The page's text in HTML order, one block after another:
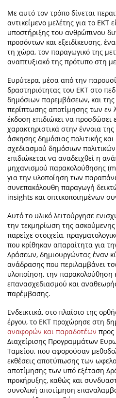
Με αυτό τον τρόπο δίνεται
αντικείμενο μελέτης για το ΕΚΤ
υποστήριξης του ανθρώπινου
προσόντων και εξειδίκευσης,
τη χώρα, τον παραγωγικό της
αναπτυξιακό της πρότυπο στη
Ευρύτερα, μέσα από την
δραστηριότητας του ΕΚΤ στο
δημόσιων παρεμβάσεων, και της
περίπτωσης αποτίμησης των
έκδοση επιδιώκει να προσδώσει
χαρακτηριστικά στην έννοια
άσκησης δημόσιας πολιτικής
σχεδιασμού δημόσιων
επιδιώκεται να αναδειχθεί η
μηχανισμού παρακολούθησης
για την υλοποίηση των
συνεπακόλουθη παραγωγή
insights και οπτικοποιημένων
Αυτό το υλικό λειτούργησε
την τεκμηρίωση της ασκούμενης
παρείχε στοιχεία,
που κρίθηκαν απαραίτητα για
Δράσεων, δημιουργώντας έναν
ανάδρασης που περιλαμβάνει
υλοποίηση, την παρακολούθηση
επανασχεδιασμού και
παρέμβασης.
Ενδεικτικά, στο πλαίσιο της
έργου, το ΕΚΤ προχώρησε στη
αναφορών και παραδοτέων προς
Διαχείρισης Προγραμμάτων
Ταμείου, που αφορούσαν
εκθέσεις αποτύπωσης των
αποτίμησης των υπό εξέταση
προκήρυξης, καθώς και
συνολική αποτίμηση